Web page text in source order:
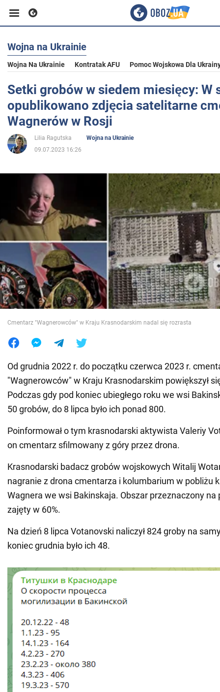
Biznes
Sport
Rozrywka
Życie
Polityka
Społeczeństwo
Wojna na Ukrainie
Świat
Jedzenie
Wojna na Ukrainie
Wojna Na Ukrainie Kontratak AFU Pomoc Wojskowa Dla
Setki grobów w siedem miesięcy: W
opublikowano zdjęcia satelitarne
Wagnerów w Rosji
Lilia Ragutska
Wojna na Ukrainie
09.07.2023 16:26
Cmentarz "Wagnerowców" w Kraju Krasnodarskim nadal się rozrasta
Od grudnia 2022 r. do początku czerwca 2023 r.
"Wagnerowców" w Kraju Krasnodarskim powiększył
Podczas gdy pod koniec ubiegłego roku we wsi
50 grobów, do 8 lipca było ich ponad 800.
Poinformował o tym krasnodarski aktywista Valeriy
on cmentarz sfilmowany z góry przez drona.
Krasnodarski badacz grobów wojskowych Witalij
nagranie z drona cmentarza i kolumbarium w pobliżu
Wagnera we wsi Bakinskaja. Obszar przeznaczony na
zajęty w 60%.
Na dzień 8 lipca Votanovski naliczył 824 groby na
koniec grudnia było ich 48.